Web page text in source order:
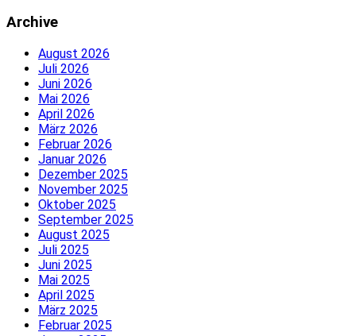
Archive
August 2026
Juli 2026
Juni 2026
Mai 2026
April 2026
März 2026
Februar 2026
Januar 2026
Dezember 2025
November 2025
Oktober 2025
September 2025
August 2025
Juli 2025
Juni 2025
Mai 2025
April 2025
März 2025
Februar 2025